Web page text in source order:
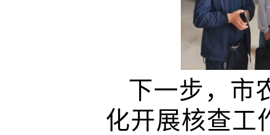
下一步，市
化开展核查工